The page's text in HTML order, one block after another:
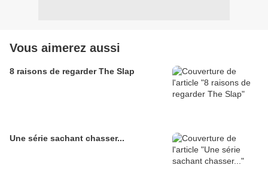
Vous aimerez aussi
8 raisons de regarder The Slap
Une série sachant chasser...